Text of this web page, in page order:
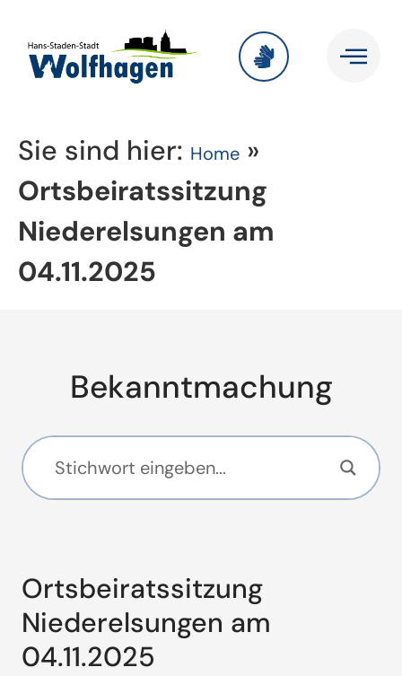
Sie sind hier: Home »
Ortsbeiratssitzung
Niederelsungen am
04.11.2025
Bekanntmachung
Ortsbeiratssitzung
Niederelsungen am
04.11.2025